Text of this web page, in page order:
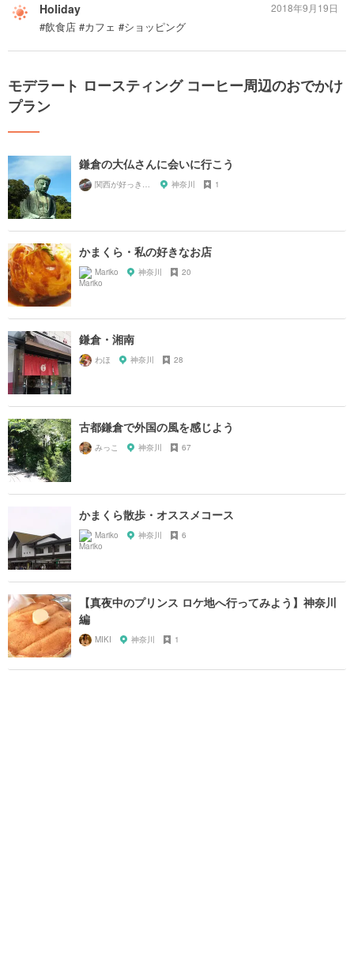
Holiday
#飲食店 #カフェ #ショッピング
2018年9月19日
モデラート ロースティング コーヒー周辺のおでかけ
プラン
鎌倉の大仏さんに会いに行こう
関西が好っきゃねん 神奈川 1
かまくら・私の好きなお店
Mariko 神奈川 20
鎌倉・湘南
わほ 神奈川 28
古都鎌倉で外国の風を感じよう
みっこ 神奈川 67
かまくら散歩・オススメコース
Mariko 神奈川 6
【真夜中のプリンス ロケ地へ行ってみよう】神奈川
編
MIKI 神奈川 1